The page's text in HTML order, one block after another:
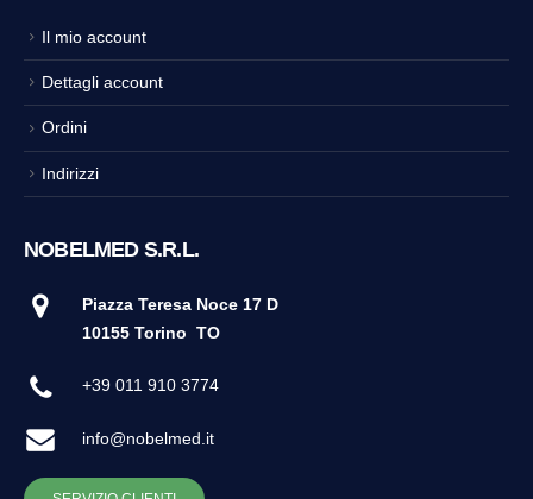
Il mio account
Dettagli account
Ordini
Indirizzi
NOBELMED S.R.L.
Piazza Teresa Noce 17 D
10155 Torino TO
+39 011 910 3774
info@nobelmed.it